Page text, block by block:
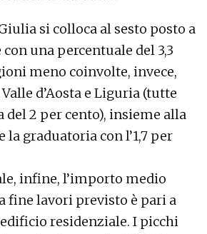
si colloca al sesto posto a
una percentuale del 3,3
meno coinvolte, invece,
d’Aosta e Liguria (tutte
del 2 per cento), insieme alla
la graduatoria con l’1,7 per
infine, l’importo medio
fine lavori previsto è pari a
edificio residenziale. I picchi